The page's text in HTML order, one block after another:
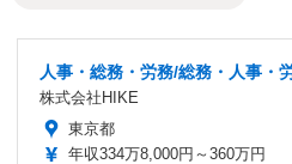
人事・総務・労務/総務・人事・
株式会社HIKE
東京都
年収334万8,000円～360万円